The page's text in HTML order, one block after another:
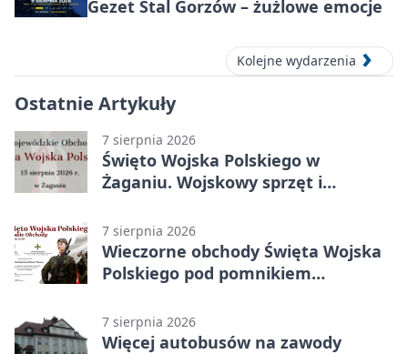
Gezet Stal Gorzów – żużlowe emocje
Kolejne wydarzenia
Ostatnie Artykuły
7 sierpnia 2026
Święto Wojska Polskiego w
Żaganiu. Wojskowy sprzęt i
7 sierpnia 2026
Wieczorne obchody Święta Wojska
Polskiego pod pomnikiem
7 sierpnia 2026
Więcej autobusów na zawody